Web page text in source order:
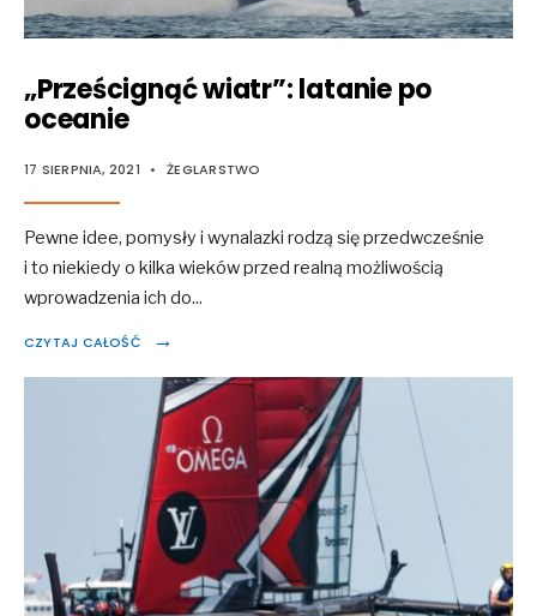
„Prześcignąć wiatr”: latanie po
oceanie
17 SIERPNIA, 2021 • ŻEGLARSTWO
Pewne idee, pomysły i wynalazki rodzą się przedwcześnie
i to niekiedy o kilka wieków przed realną możliwością
wprowadzenia ich do...
CZYTAJ CAŁOŚĆ →